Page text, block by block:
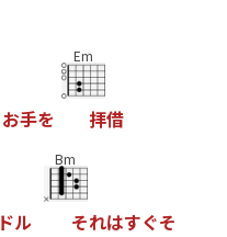
お手を
Em
拝借
ドル
Bm
それはすぐそ